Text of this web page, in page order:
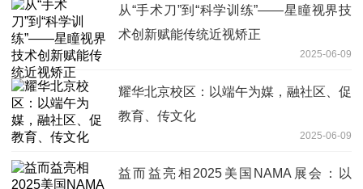
从“手术刀”到“科学训练”——星瞳视界技
术创新赋能传统近视矫正
2025-06-09
耀华北京校区：以端午为媒，融社区、促
教育、传文化
2025-06-09
益而益亮相2025美国NAMA展会：以